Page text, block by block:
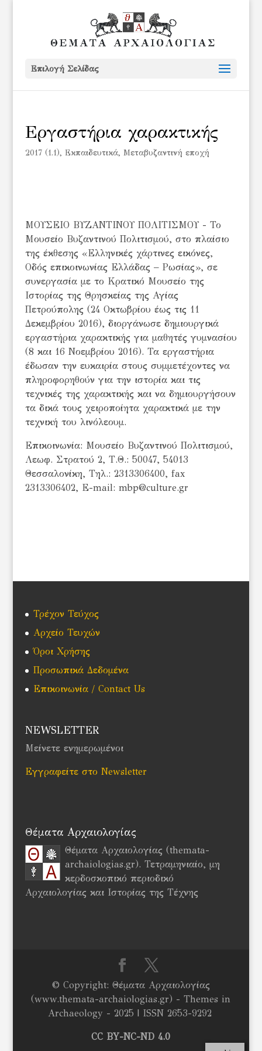
Επιλογή Σελίδας
Εργαστήρια χαρακτικής
2017 (1.1), Εκπαιδευτικά, Μεταβυζαντινή εποχή
ΜΟΥΣΕΙΟ ΒΥΖΑΝΤΙΝΟΥ ΠΟΛΙΤΙΣΜΟΥ - Το
Μουσείο Βυζαντινού Πολιτισμού, στο πλαίσιο
της έκθεσης «Ελληνικές χάρτινες εικόνες,
Οδός επικοινωνίας Ελλάδας – Ρωσίας», σε
συνεργασία με το Κρατικό Μουσείο της
Ιστορίας της Θρησκείας της Αγίας
Πετρούπολης (24 Οκτωβρίου έως τις 11
Δεκεμβρίου 2016), διοργάνωσε δημιουργικά
εργαστήρια χαρακτικής για μαθητές γυμνασίου
(8 και 16 Νοεμβρίου 2016). Τα εργαστήρια
έδωσαν την ευκαιρία στους συμμετέχοντες να
πληροφορηθούν για την ιστορία και τις
τεχνικές της χαρακτικής και να δημιουργήσουν
τα δικά τους χειροποίητα χαρακτικά με την
τεχνική του λινόλεουμ.
Επικοινωνία: Μουσείο Βυζαντινού Πολιτισμού,
Λεωφ. Στρατού 2, Τ.Θ.: 50047, 54013
Θεσσαλονίκη, Τηλ.: 2313306400, fax
2313306402, E-mail: mbp@culture.gr
Τρέχον Τεύχος
Αρχείο Τευχών
Όροι Χρήσης
Προσωπικά Δεδομένα
Επικοινωνία / Contact Us
NEWSLETTER
Μείνετε ενημερωμένοι
Εγγραφείτε στο Newsletter
Θέματα Αρχαιολογίας
Θέματα Αρχαιολογίας (themata-
archaiologias.gr). Τετραμηνιαίο, μη
κερδοσκοπικό περιοδικό
Αρχαιολογίας και Ιστορίας της Τέχνης
© Copyright: Θέματα Αρχαιολογίας
(www.themata-archaiologias.gr) - Themes in
Archaeology - 2025 | ISSN 2653-9292
CC BY-NC-ND 4.0